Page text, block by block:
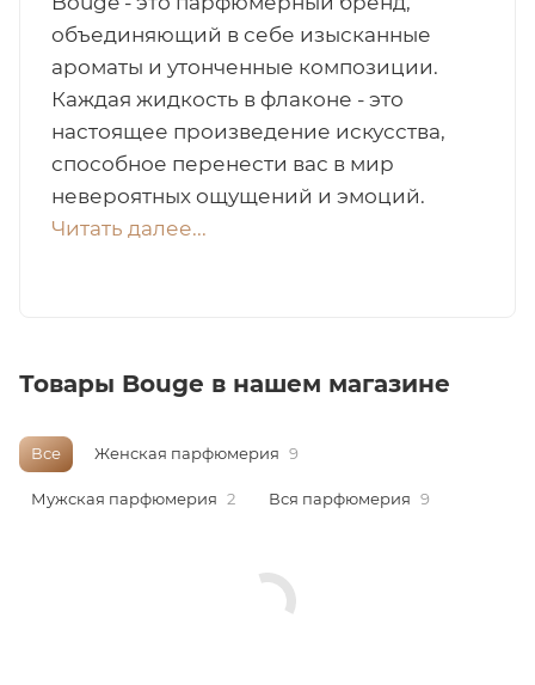
объединяющий в себе изысканные
ароматы и утонченные композиции.
Каждая жидкость в флаконе - это
настоящее произведение искусства,
способное перенести вас в мир
невероятных ощущений и эмоций.
Читать далее...
Товары Bouge в нашем магазине
Все Женская парфюмерия 9
Мужская парфюмерия 2 Вся парфюмерия 9